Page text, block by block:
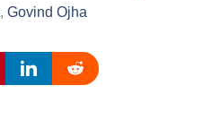
, Govind Ojha